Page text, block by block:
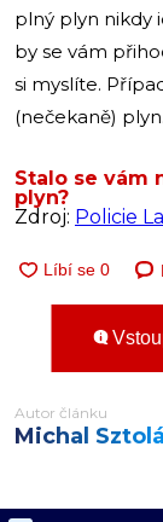
plný plyn nikdy
by se vám
si myslíte.
(nečekaně) plyn.
Stalo se vám
plyn?
Zdroj: Policie
Autor článku
Michal